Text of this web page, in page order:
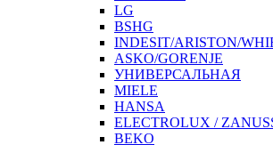
LG
BSHG
INDESIT/ARISTON/
ASKO/GORENJE
УНИВЕРСАЛЬНАЯ
MIELE
HANSA
ELECTROLUX /
BEKO